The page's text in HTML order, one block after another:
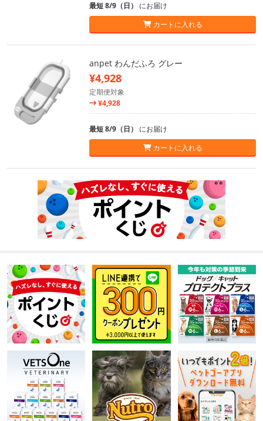
最短 8/9（日） にお届け
カートに入れる
anpet わんだふろ グレー
¥4,928
定期便対象
¥4,928
最短 8/9（日） にお届け
カートに入れる